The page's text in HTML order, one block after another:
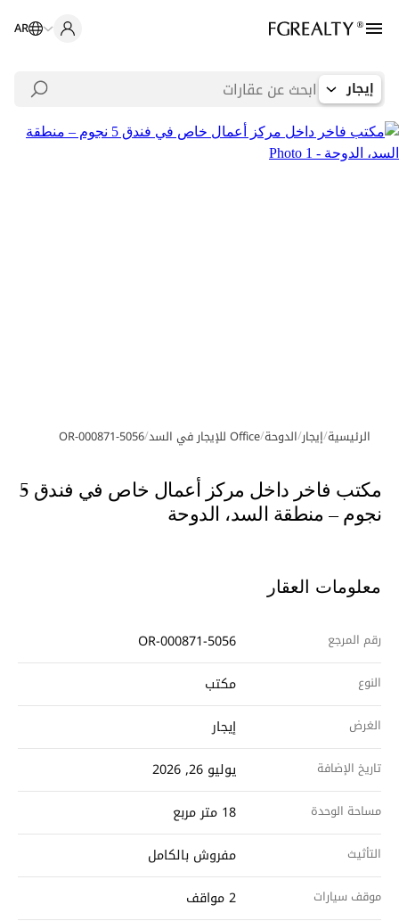
AR
إيجار
معرض الصور
الرئيسية/إيجار/الدوحة/Office للإيجار في السد /
OR-000871-5056
مكتب فاخر داخل مركز أعمال خاص في فندق 5
نجوم – منطقة السد، الدوحة
معلومات العقار
رقم المرجع OR-000871-5056
النوع مكتب
الغرض إيجار
تاريخ الإضافة يوليو 26, 2026
مساحة الوحدة 18 متر مربع
التأثيث مفروش بالكامل
موقف سيارات 2 مواقف